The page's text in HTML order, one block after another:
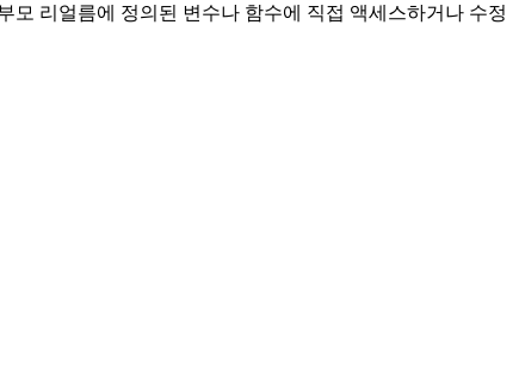
모 리얼름에 정의된 변수나 함수에 직접 액세스하거나 수정